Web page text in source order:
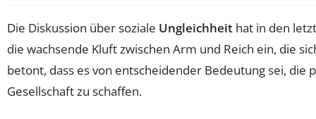
Die Diskussion über soziale Ungleichheit hat in den
die wachsende Kluft zwischen Arm und Reich ein, die
betont, dass es von entscheidender Bedeutung sei,
Gesellschaft zu schaffen.